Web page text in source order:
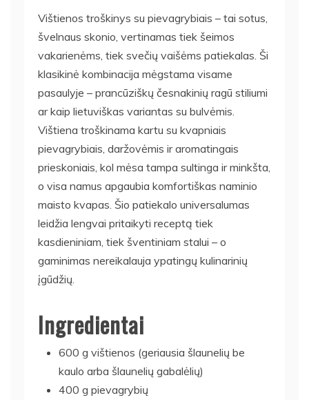
Vištienos troškinys su pievagrybiais – tai sotus,
švelnaus skonio, vertinamas tiek šeimos
vakarienėms, tiek svečių vaišėms patiekalas. Ši
klasikinė kombinacija mėgstama visame
pasaulyje – prancūziškų česnakinių ragū stiliumi
ar kaip lietuviškas variantas su bulvėmis.
Vištiena troškinama kartu su kvapniais
pievagrybiais, daržovėmis ir aromatingais
prieskoniais, kol mėsa tampa sultinga ir minkšta,
o visa namus apgaubia komfortiškas naminio
maisto kvapas. Šio patiekalo universalumas
leidžia lengvai pritaikyti receptą tiek
kasdieniniam, tiek šventiniam stalui – o
gaminimas nereikalauja ypatingų kulinarinių
įgūdžių.
Ingredientai
600 g vištienos (geriausia šlaunelių be
kaulo arba šlaunelių gabalėlių)
400 g pievagrybių